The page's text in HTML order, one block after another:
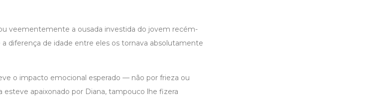
veementemente a ousada investida do jovem recém-
diferença de idade entre eles os tornava absolutamente
o impacto emocional esperado — não por frieza ou
esteve apaixonado por Diana, tampouco lhe fizera